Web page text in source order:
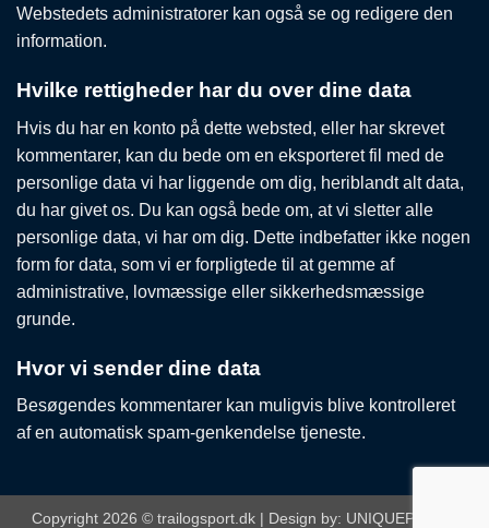
Webstedets administratorer kan også se og redigere den
information.
Hvilke rettigheder har du over dine data
Hvis du har en konto på dette websted, eller har skrevet
kommentarer, kan du bede om en eksporteret fil med de
personlige data vi har liggende om dig, heriblandt alt data,
du har givet os. Du kan også bede om, at vi sletter alle
personlige data, vi har om dig. Dette indbefatter ikke nogen
form for data, som vi er forpligtede til at gemme af
administrative, lovmæssige eller sikkerhedsmæssige
grunde.
Hvor vi sender dine data
Besøgendes kommentarer kan muligvis blive kontrolleret
af en automatisk spam-genkendelse tjeneste.
Copyright 2026 © trailogsport.dk | Design by: UNIQUEPIXELS